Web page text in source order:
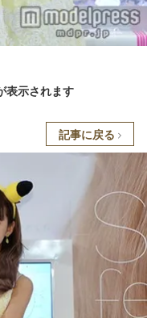
表示されます
記事に戻る